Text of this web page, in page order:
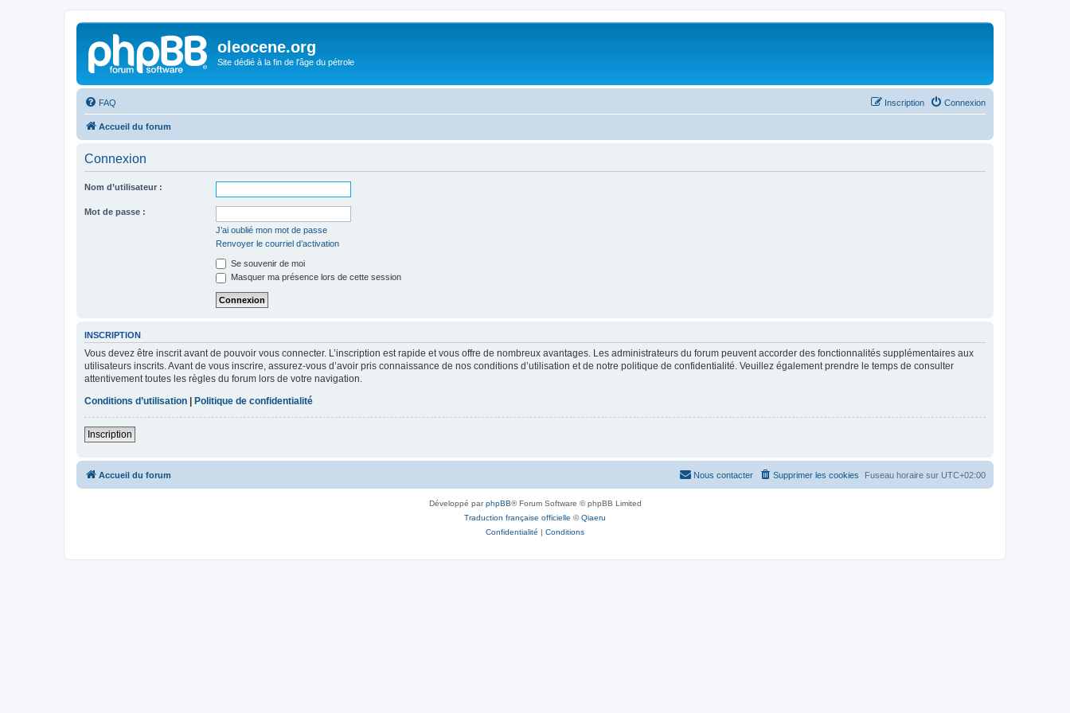
oleocene.org
Site dédié à la fin de l'âge du pétrole
FAQ Connexion
Inscription
Accueil du forum
Connexion
Nom d’utilisateur :
Mot de passe :
J’ai oublié mon mot de passe
Renvoyer le courriel d’activation
Se souvenir de moi
Masquer ma présence lors de cette session
INSCRIPTION
Vous devez être inscrit avant de pouvoir vous connecter. L’inscription est rapide et vous offre de nombreux avantages. Les administrateurs du forum peuvent accorder des fonctionnalités supplémentaires aux
utilisateurs inscrits. Avant de vous inscrire, assurez-vous d’avoir pris connaissance de nos conditions d’utilisation et de notre politique de confidentialité. Veuillez également prendre le temps de consulter
attentivement toutes les règles du forum lors de votre navigation.
Conditions d’utilisation
Politique de confidentialité
Inscription
Accueil du forum Fuseau horaire sur UTC+02:00
Supprimer les cookies
Nous contacter
Développé parphpBB® Forum Software © phpBB Limited
Traduction française officielle ©Qiaeru
Confidentialité | Conditions